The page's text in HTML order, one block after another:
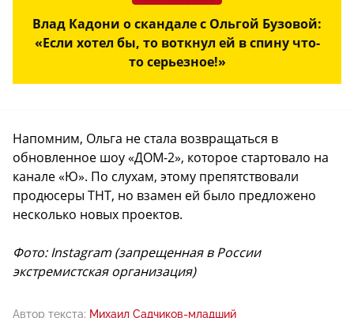
Влад Кадони о скандале с Ольгой Бузовой:
«Если хотел бы, то воткнул ей в спину что-
то серьезное!»
Напомним, Ольга не стала возвращаться в
обновленное шоу «ДОМ-2», которое стартовало на
канале «Ю». По слухам, этому препятствовали
продюсеры ТНТ, но взамен ей было предложено
несколько новых проектов.
Фото: Instagram (запрещенная в России
экстремистская организация)
Автор текста: Михаил Садчиков-младший